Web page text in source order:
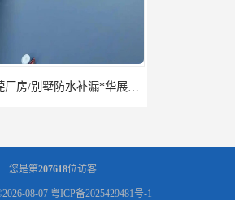
东莞厂房/别墅防水补漏*华展防水，技术全面、专业靠谱
您是第207618位访客
08-07 粤ICP备2025429481号-1